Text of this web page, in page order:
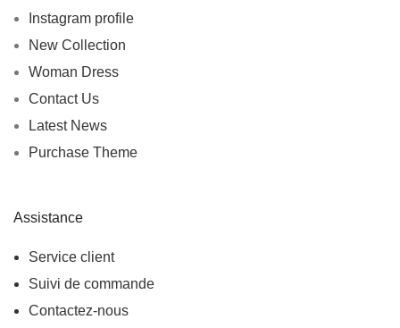
Instagram profile
New Collection
Woman Dress
Contact Us
Latest News
Purchase Theme
Assistance
Service client
Suivi de commande
Contactez-nous